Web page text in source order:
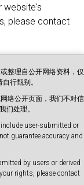
website's
please contact
整理自公开网络资料，仅
行甄别。
络公开页面，我们不对信
们处理。
user-submitted or
guarantee accuracy and
by users or derived
rights, please contact